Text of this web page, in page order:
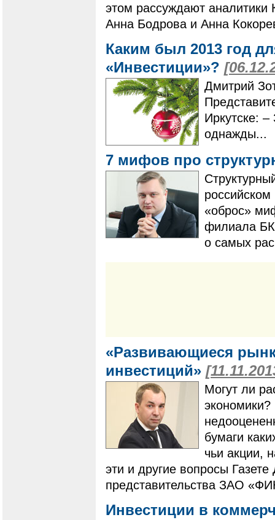
этом рассуждают
Анна Бодрова и Анна
Каким был 2013 год
«Инвестиции»?
Дмитрий
Иркутске:
однажды...
7 мифов про
«оброс»
филиала
о самых
«Развивающиеся
инвестиций»
Могут ли
экономики?
бумаги
чьи акции,
эти и другие вопросы
представительства ЗАО
Инвестиции в